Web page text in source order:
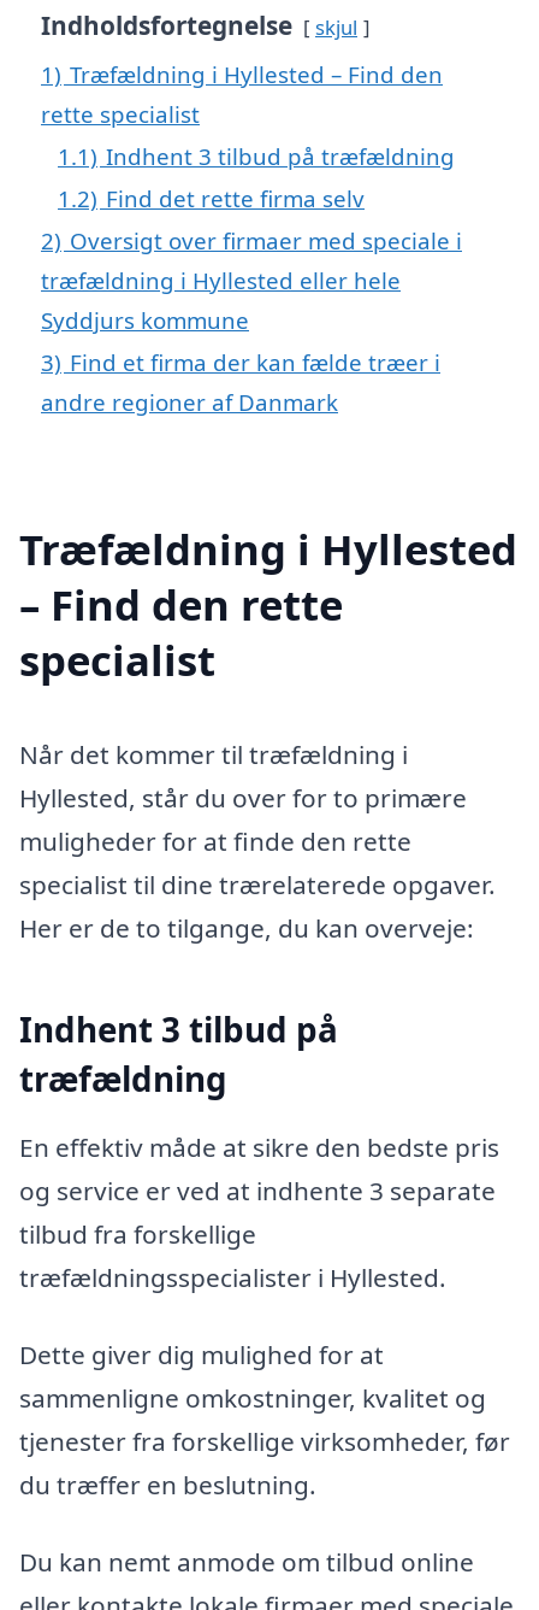
Indholdsfortegnelse skjul
1) Træfældning i Hyllested – Find den
rette specialist
1.1) Indhent 3 tilbud på træfældning
1.2) Find det rette firma selv
2) Oversigt over firmaer med speciale i
træfældning i Hyllested eller hele
Syddjurs kommune
3) Find et firma der kan fælde træer i
andre regioner af Danmark
Træfældning i Hyllested
– Find den rette
specialist
Når det kommer til træfældning i
Hyllested, står du over for to primære
muligheder for at finde den rette
specialist til dine trærelaterede opgaver.
Her er de to tilgange, du kan overveje:
Indhent 3 tilbud på
træfældning
En effektiv måde at sikre den bedste pris
og service er ved at indhente 3 separate
tilbud fra forskellige
træfældningsspecialister i Hyllested.
Dette giver dig mulighed for at
sammenligne omkostninger, kvalitet og
tjenester fra forskellige virksomheder, før
du træffer en beslutning.
Du kan nemt anmode om tilbud online